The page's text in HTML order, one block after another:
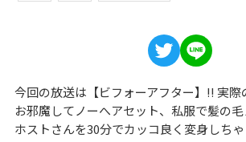
今回の放送は【ビフォーアフター】!! 実際
お邪魔してノーへアセット、私服で髪の
ホストさんを30分でカッコ良く変身しちゃ